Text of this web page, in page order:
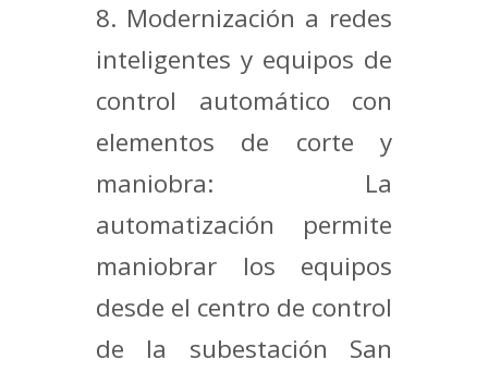
8. Modernización a redes
inteligentes y equipos de
control automático con
elementos de corte y
maniobra: La
automatización permite
maniobrar los equipos
desde el centro de control
de la subestación San